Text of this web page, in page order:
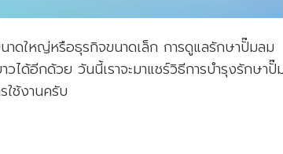
ดใหญ่หรือธุรกิจขนาดเล็ก การดูแลรักษาปั๊มลม
ได้อีกด้วย วันนี้เราจะมาแชร์วิธีการบำรุงรักษาปั๊
ช้งานครับ